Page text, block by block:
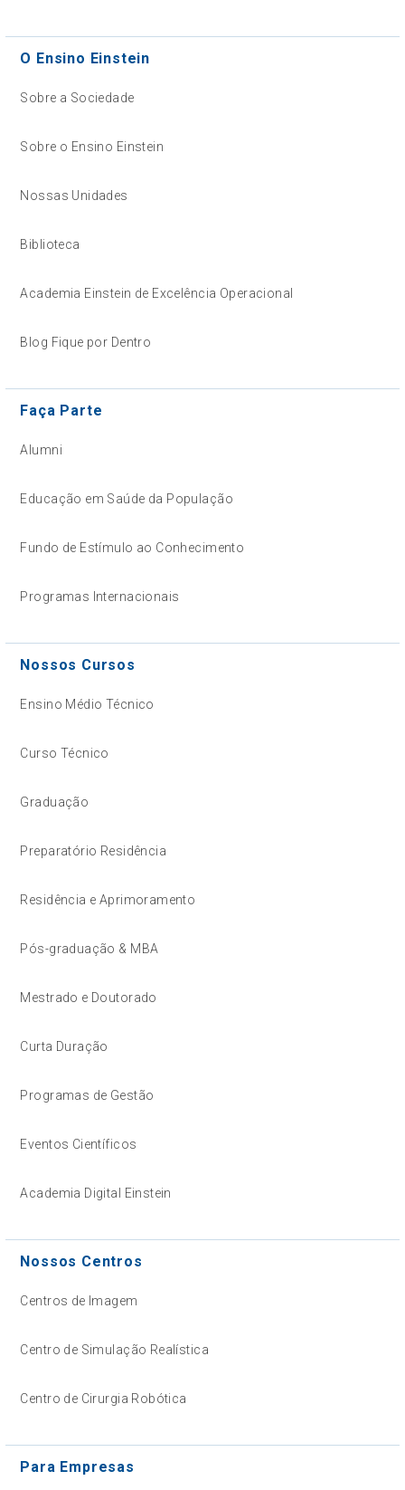
O Ensino Einstein
Sobre a Sociedade
Sobre o Ensino Einstein
Nossas Unidades
Biblioteca
Academia Einstein de Excelência Operacional
Blog Fique por Dentro
Faça Parte
Alumni
Educação em Saúde da População
Fundo de Estímulo ao Conhecimento
Programas Internacionais
Nossos Cursos
Ensino Médio Técnico
Curso Técnico
Graduação
Preparatório Residência
Residência e Aprimoramento
Pós-graduação & MBA
Mestrado e Doutorado
Curta Duração
Programas de Gestão
Eventos Científicos
Academia Digital Einstein
Nossos Centros
Centros de Imagem
Centro de Simulação Realística
Centro de Cirurgia Robótica
Para Empresas